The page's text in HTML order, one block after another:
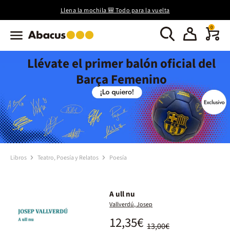
Llena la mochila 🎒 Todo para la vuelta
0
Llévate el primer balón oficial del
Barça Femenino
Libros Teatro, Poesía y Relatos Poesía
A ull nu
Vallverdú, Josep
13,00€
12,35€